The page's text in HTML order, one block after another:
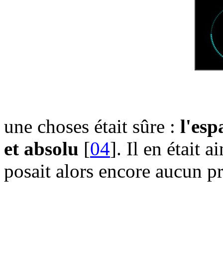
une choses était sûre :
et absolu [04]. Il en était
posait alors encore aucun